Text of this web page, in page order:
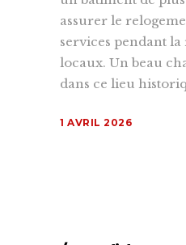
assurer le
services pendant
locaux. Un beau
dans ce lieu
1 AVRIL 2026